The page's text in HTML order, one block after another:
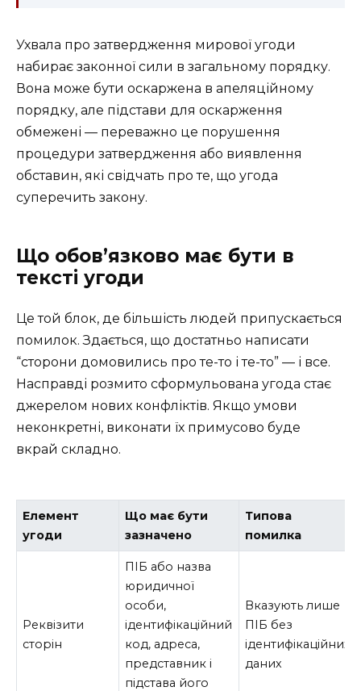
Ухвала про затвердження мирової угоди
набирає законної сили в загальному порядку.
Вона може бути оскаржена в апеляційному
порядку, але підстави для оскарження
обмежені — переважно це порушення
процедури затвердження або виявлення
обставин, які свідчать про те, що угода
суперечить закону.
Що обов’язково має бути в
тексті угоди
Це той блок, де більшість людей припускається
помилок. Здається, що достатньо написати
“сторони домовились про те-то і те-то” — і все.
Насправді розмито сформульована угода стає
джерелом нових конфліктів. Якщо умови
неконкретні, виконати їх примусово буде
вкрай складно.
Елемент
угоди
Що має бути
зазначено
Типова
помилка
Реквізити
сторін
ПІБ або назва
юридичної
особи,
ідентифікаційний
код, адреса,
представник і
підстава його
Вказують лише
ПІБ без
ідентифікаційних
даних